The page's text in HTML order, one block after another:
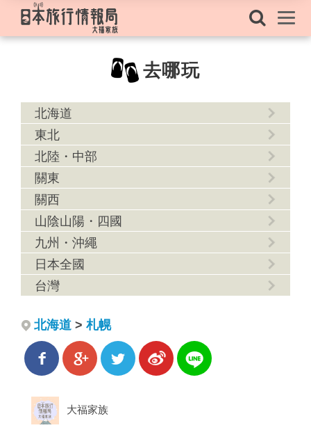
去哪玩
北海道
東北
北陸・中部
關東
關西
山陰山陽・四國
九州・沖繩
日本全國
台灣
北海道 > 札幌
大福家族